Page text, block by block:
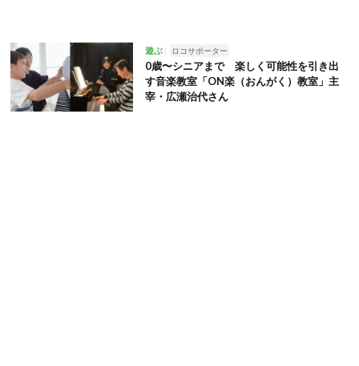
遊ぶ ロコサポーター
0歳〜シニアまで 楽しく可能性を引き出
す音楽教室「ON楽（おんがく）教室」主
宰・広瀬治代さん